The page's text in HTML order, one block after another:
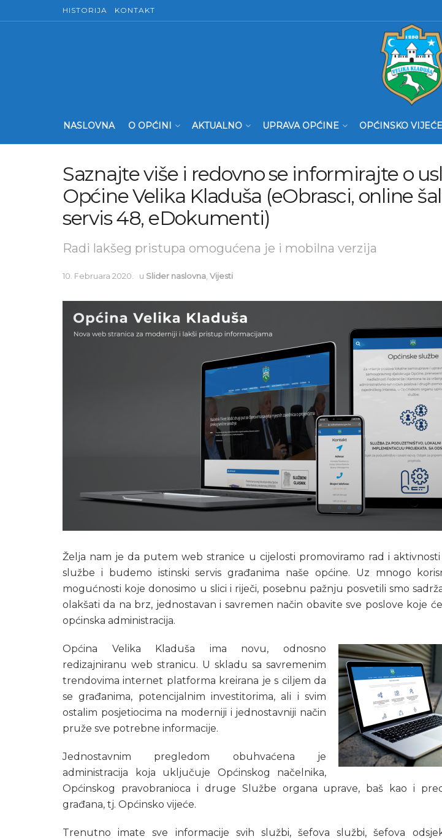
HISTORIJA KONTAKT
NASLOVNA O OPĆINI AKTUALNO UPRAVA OPĆINE OPĆINSKO VIJEĆE
Saznajte više i redovno se informirajte o
Općine Velika Kladuša (eObrasci, online
servis 48, eDokumenti)
Radi lakšeg pristupa omogućena je i mobilna verzija
10. Februara 2020. u Slider naslovna Vijesti
Želja nam je da putem web stranice u cijelosti promoviramo rad i
službe i budemo istinski servis građanima naše općine. Uz mnogo
mogućnosti koje donosimo u slici i riječi, posebnu pažnju posvetili smo
olakšati da na brz, jednostavan i savremen način obavite sve poslove koje će
općinska administracija.
Općina Velika Kladuša ima novu, odnosno
redizajniranu web stranicu. U skladu sa savremenim
trendovima internet platforma kreirana je s ciljem da
se građanima, potencijalnim investitorima, ali i svim
ostalim posjetiocima na moderniji i jednostavniji način
pruže sve potrebne informacije.
Jednostavnim pregledom obuhvaćena je
administracija koja uključuje Općinskog načelnika,
Općinskog pravobranioca i druge Službe organa uprave, baš kao i
građana, tj. Općinsko vijeće.
Trenutno imate sve informacije svih službi, šefova službi, šefova